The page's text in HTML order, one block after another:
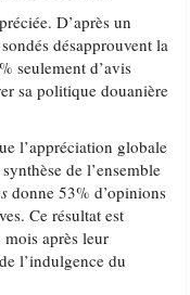
D’après un
désapprouvent la
seulement d’avis
sa politique douanière
l’appréciation globale
de l’ensemble
donne 53% d’opinions
Ce résultat est
après leur
l’indulgence du